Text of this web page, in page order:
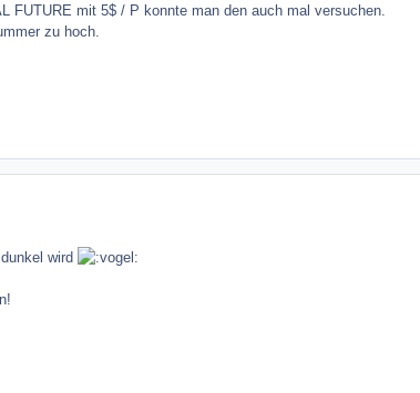
FUTURE mit 5$ / P konnte man den auch mal versuchen.
zu hoch.
wird